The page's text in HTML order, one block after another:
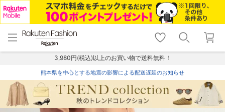
menu home
トップ
shopping_cart lock_outline
ログイン
3,980円(税込)以上のお買い物で送料無料！
熊本県を中心とする地震の影響による配送遅延のお知らせ